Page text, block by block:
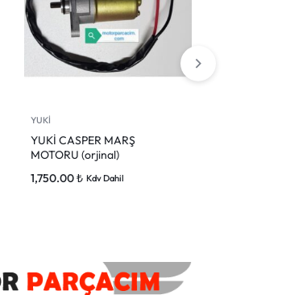
YUKİ
YUKİ CASPER MARŞ
MOTORU (orjinal)
1,750.00₺ Kdv Dahil